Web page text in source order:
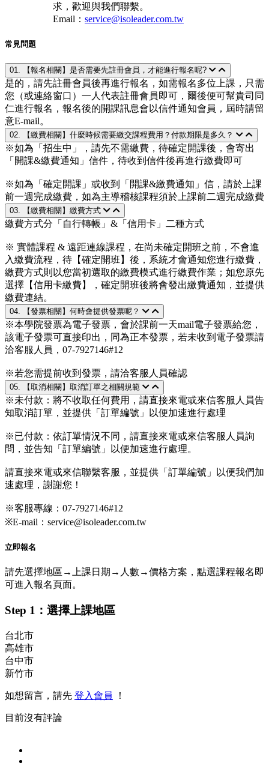
求，歡迎與我們聯繫。
Email： service@isoleader.com.tw
常見問題
01. 【報名相關】是否需要先註冊會員，才能進行報名呢?
是的，請先註冊會員後再進行報名，如需報名多位上課，只需
您（或連絡窗口）一人代表註冊會員即可，爾後便可幫貴司同
仁進行報名，報名後的開課訊息會以信件通知會員，屆時請留
意E-mail。
02. 【繳費相關】什麼時候需要繳交課程費用？付款期限是多久？
※如為「招生中」，請先不需繳費，待確定開課後，會寄出
「開課&繳費通知」信件，待收到信件後再進行繳費即可
※如為「確定開課」或收到「開課&繳費通知」信，請於上課
前一週完成繳費，如為主導稽核課程須於上課前二週完成繳費
03. 【繳費相關】繳費方式
繳費方式分「自行轉帳」&「信用卡」二種方式
※ 實體課程 & 遠距連線課程，在尚未確定開班之前，不會進
入繳費流程，待【確定開班】後，系統才會通知您進行繳費，
繳費方式則以您當初選取的繳費模式進行繳費作業；如您原先
選擇【信用卡繳費】，確定開班後將會發出繳費通知，並提供
繳費連結。
04. 【發票相關】何時會提供發票呢？
※本學院發票為電子發票，會於課前一天mail電子發票給您，
該電子發票可直接印出，同為正本發票，若未收到電子發票請
洽客服人員，07-7927146#12
※若您需提前收到發票，請洽客服人員確認
05. 【取消相關】取消訂單之相關規範
※未付款：將不收取任何費用，請直接來電或來信客服人員告
知取消訂單，並提供「訂單編號」以便加速進行處理
※已付款：依訂單情況不同，請直接來電或來信客服人員詢
問，並告知「訂單編號」以便加速進行處理。
請直接來電或來信聯繫客服，並提供「訂單編號」以便我們加
速處理，謝謝您！
※客服專線：07-7927146#12
※E-mail：service@isoleader.com.tw
立即報名
請先選擇地區→上課日期→人數→價格方案，點選課程報名即
可進入報名頁面。
Step 1：選擇上課地區
台北市
高雄市
台中市
新竹市
如想留言，請先 登入會員 ！
目前沒有評論